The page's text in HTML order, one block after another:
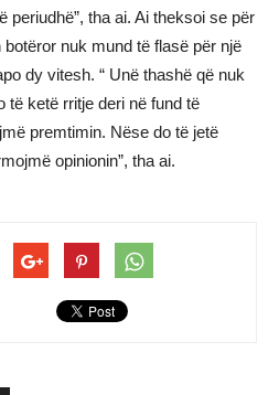
periudhë”, tha ai. Ai theksoi se për
nuk mund të flasë për një
dy vitesh. “ Unë thashë që nuk
ketë rritje deri në fund të
premtimin. Nëse do të jetë
opinionin”, tha ai.